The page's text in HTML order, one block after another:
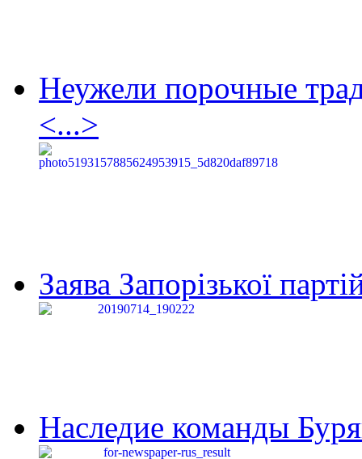
Неужели порочные
<...>
Заява Запорізької
Наследие команды